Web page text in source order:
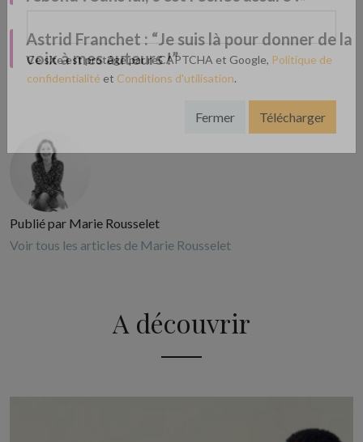
Ce site est protégé par reCAPTCHA et Google,
Astrid Franchet : “Je suis là pour donner de la
voix à mes auteurs !”
Publié par Marie Rousselet
Voir tous les articles de Marie Rousselet
A découvrir